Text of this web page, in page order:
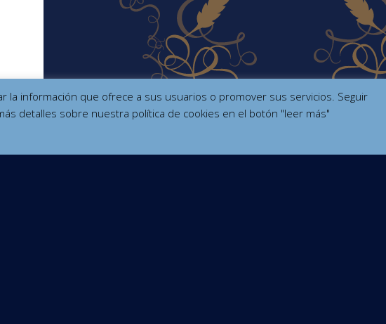
la información que ofrece a sus usuarios o promover sus servicios. Seguir
detalles sobre nuestra política de cookies en el botón "leer más"